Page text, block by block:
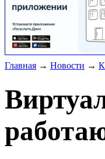
Главная → Новости →